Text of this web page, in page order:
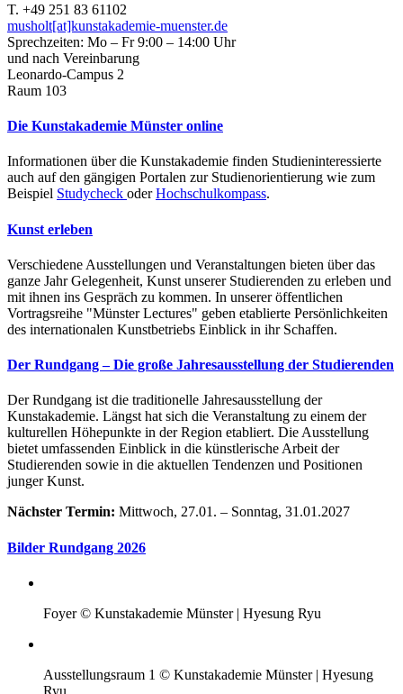
T. +49 251 83 61102
musholt[at]kunstakademie-muenster.de
Sprechzeiten: Mo – Fr 9:00 – 14:00 Uhr
und nach Vereinbarung
Leonardo-Campus 2
Raum 103
Die Kunstakademie Münster online
Informationen über die Kunstakademie finden Studieninteressierte
auch auf den gängigen Portalen zur Studienorientierung wie zum
Beispiel Studycheck oderHochschulkompass.
Kunst erleben
Verschiedene Ausstellungen und Veranstaltungen bieten über das
ganze Jahr Gelegenheit, Kunst unserer Studierenden zu erleben und
mit ihnen ins Gespräch zu kommen. In unserer öffentlichen
Vortragsreihe "Münster Lectures" geben etablierte Persönlichkeiten
des internationalen Kunstbetriebs Einblick in ihr Schaffen.
Der Rundgang – Die große Jahresausstellung der Studierenden
Der Rundgang ist die traditionelle Jahresausstellung der
Kunstakademie. Längst hat sich die Veranstaltung zu einem der
kulturellen Höhepunkte in der Region etabliert. Die Ausstellung
bietet umfassenden Einblick in die künstlerische Arbeit der
Studierenden sowie in die aktuellen Tendenzen und Positionen
junger Kunst.
Nächster Termin: Mittwoch, 27.01. – Sonntag, 31.01.2027
Bilder Rundgang 2026
Foyer © Kunstakademie Münster | Hyesung Ryu
Ausstellungsraum 1 © Kunstakademie Münster | Hyesung
Ryu